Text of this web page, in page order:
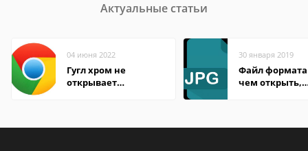
Актуальные статьи
04 июня 2022
Гугл хром не
открывает
30 января 2019
Файл формата
чем открыть,